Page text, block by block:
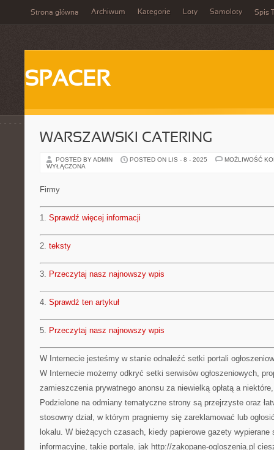
Strona główna Archiwum Kategorie Loty Samoloty Spis
SPACER
WARSZAWSKI CATERING
POSTED BY ADMIN POSTED ON LIS - 8 - 2025
MOŻLIWOŚĆ
WYŁĄCZONA
Firmy
1. Sprawdź więcej informacji
2. teksty
3. Przeczytaj nasz najnowszy wpis
4. Sprawdź ten artykuł
5. Przeczytaj nasz najnowszy wpis
W Internecie jesteśmy w stanie odnaleźć setki portali
W Internecie możemy odkryć setki serwisów ogłoszeniowych,
zamieszczenia prywatnego anonsu za niewielką opłatą a
Podzielone na odmiany tematyczne strony są przejrzyste oraz
stosowny dział, w którym pragniemy się zareklamować lub
lokalu. W bieżących czasach, kiedy papierowe gazety wypierane
informacyjne, takie portale, jak http://zakopane-ogloszenia.pl